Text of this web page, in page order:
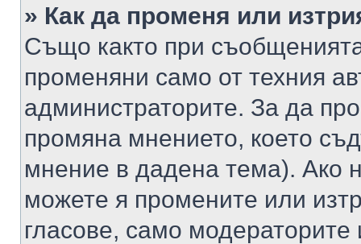
» Как да променя или
Също както при
променяни само от техния
администраторите. За да
промяна мнението, което
мнение в дадена тема). Ако
можете я промените или
гласове, само